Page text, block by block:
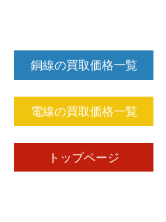
銅線の買取価格一覧
電線の買取価格一覧
トップページ